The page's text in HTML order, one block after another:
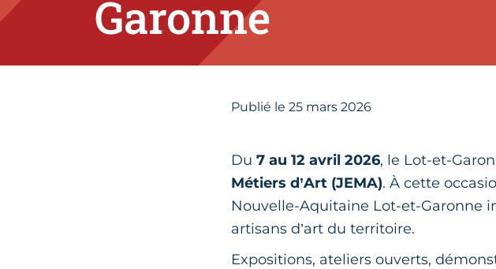
Garonne
Publié le25 mars 2026
Du7 au 12 avril 2026, le Lot-et-
Métiers d’Art (JEMA). À cette
Nouvelle-Aquitaine Lot-et-Garonne
artisans d’art du territoire.
Expositions, ateliers ouverts,